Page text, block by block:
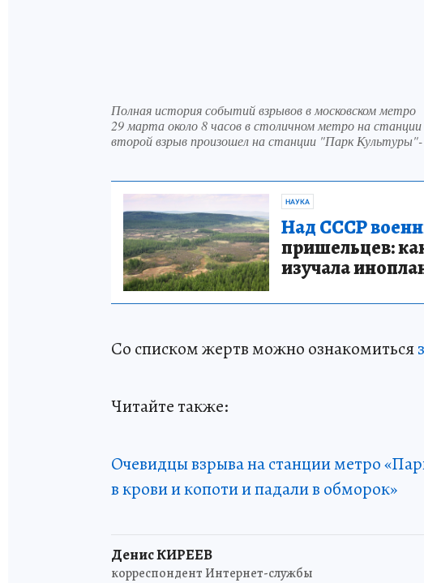
Полная история событий взрывов в московском метро
29 марта около 8 часов в столичном метро на станции
второй взрыв произошел на станции "Парк Культуры"-
НАУКА
Над СССР
пришельцев:
изучала
Со списком жертв можно ознакомиться
Читайте также:
Очевидцы взрыва на станции метро
в крови и копоти и падали в обморок»
Денис КИРЕЕВ
корреспондент Интернет-службы